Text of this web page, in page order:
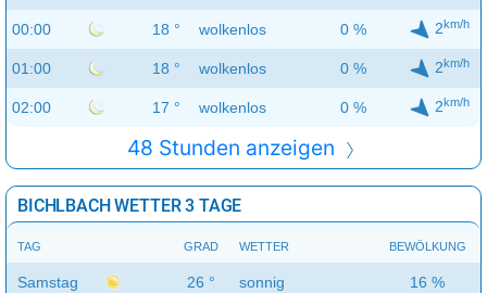
00:00 18 ° wolkenlos 0 % 2km/h
01:00 18 ° wolkenlos 0 % 2km/h
02:00 17 ° wolkenlos 0 % 2km/h
48 Stunden anzeigen
BICHLBACH WETTER 3 TAGE
TAG GRAD WETTER BEWÖLKUNG
Samstag 26 ° sonnig 16 %